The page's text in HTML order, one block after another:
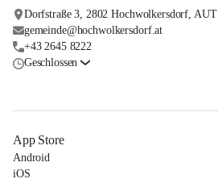
Dorfstraße 3, 2802 Hochwolkersdorf, AUT
gemeinde@hochwolkersdorf.at
+43 2645 8222
Geschlossen
App Store
Android
iOS